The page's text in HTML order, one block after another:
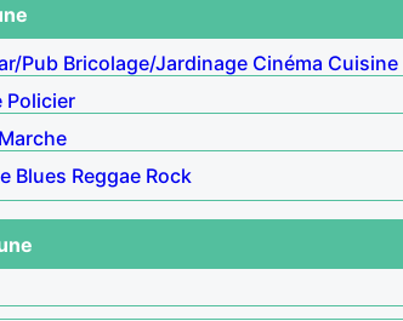
Pub Bricolage/Jardinage Cinéma Cuisine
Policier
Marche
Blues Reggae Rock